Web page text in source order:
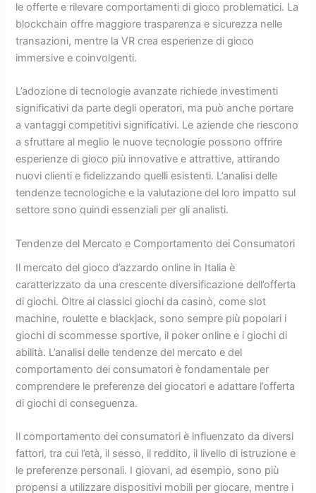
le offerte e rilevare comportamenti di gioco problematici. La
blockchain offre maggiore trasparenza e sicurezza nelle
transazioni, mentre la VR crea esperienze di gioco
immersive e coinvolgenti.
L’adozione di tecnologie avanzate richiede investimenti
significativi da parte degli operatori, ma può anche portare
a vantaggi competitivi significativi. Le aziende che riescono
a sfruttare al meglio le nuove tecnologie possono offrire
esperienze di gioco più innovative e attrattive, attirando
nuovi clienti e fidelizzando quelli esistenti. L’analisi delle
tendenze tecnologiche e la valutazione del loro impatto sul
settore sono quindi essenziali per gli analisti.
Tendenze del Mercato e Comportamento dei Consumatori
Il mercato del gioco d’azzardo online in Italia è
caratterizzato da una crescente diversificazione dell’offerta
di giochi. Oltre ai classici giochi da casinò, come slot
machine, roulette e blackjack, sono sempre più popolari i
giochi di scommesse sportive, il poker online e i giochi di
abilità. L’analisi delle tendenze del mercato e del
comportamento dei consumatori è fondamentale per
comprendere le preferenze dei giocatori e adattare l’offerta
di giochi di conseguenza.
Il comportamento dei consumatori è influenzato da diversi
fattori, tra cui l’età, il sesso, il reddito, il livello di istruzione e
le preferenze personali. I giovani, ad esempio, sono più
propensi a utilizzare dispositivi mobili per giocare, mentre i